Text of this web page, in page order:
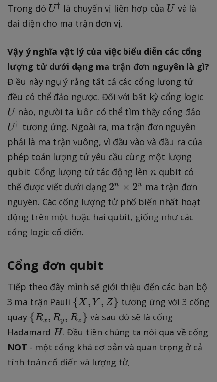
Trong đó U
^
\
d
a
g
g
e
r
}
U† là chuyển vị liên hợp của U
U và là
đại diện cho ma trận đơn vị.
Vậy ý nghĩa vật lý của việc biểu diễn các cổng
lượng tử dưới dạng ma trận đơn nguyên là gì?
Điều này ngụ ý rằng tất cả các cổng lượng tử
đều có thể đảo ngược. Đối với bất kỳ cổng logic
U nào, người ta luôn có thể tìm thấy cổng đảo
\
U† tương ứng. Ngoài ra, ma trận đơn nguyên
phải là ma trận vuông, vì đầu vào và đầu ra của
phép toán lượng tử yêu cầu cùng một lượng
qubit. Cổng lượng tử tác động lênn
n qubit có
thể được viết dưới dạng 2
^
\
2
^
n
2n × 2n
ma trận đơn
nguyên. Các cổng lượng tử phổ biến nhất hoạt
động trên một hoặc hai qubit, giống như các
cổng logic cổ điển.
Cổng đơn qubit
Tiếp theo đây mình sẽ giới thiệu đến các bạn bộ
3 ma trận Pauli \
{
X
,
Y
,
{X , Y , Z} tương ứng với 3 cổng
quay \
{
x
{Rx , Ry, Rz } và sau đó sẽ là cổng
Hadamard H
H. Đầu tiên chúng ta nói qua về cổng
NOT - một cổng khá cơ bản và quan trọng ở cả
tính toán cổ điển và lượng tử,